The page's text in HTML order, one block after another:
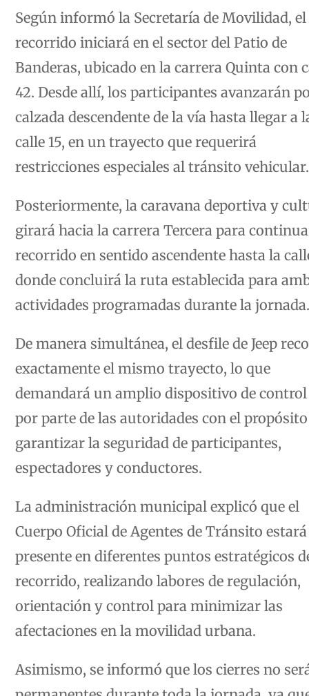
Según informó la Secretaría de Movilidad, el
recorrido iniciará en el sector del Patio de
Banderas, ubicado en la carrera Quinta con
42. Desde allí, los participantes avanzarán
calzada descendente de la vía hasta llegar a
calle 15, en un trayecto que requerirá
restricciones especiales al tránsito vehicular.
Posteriormente, la caravana deportiva y
girará hacia la carrera Tercera para
recorrido en sentido ascendente hasta la
donde concluirá la ruta establecida para
actividades programadas durante la jornada.
De manera simultánea, el desfile de Jeep
exactamente el mismo trayecto, lo que
demandará un amplio dispositivo de
por parte de las autoridades con el
garantizar la seguridad de participantes,
espectadores y conductores.
La administración municipal explicó que el
Cuerpo Oficial de Agentes de Tránsito estará
presente en diferentes puntos estratégicos
recorrido, realizando labores de regulación,
orientación y control para minimizar las
afectaciones en la movilidad urbana.
Asimismo, se informó que los cierres no
permanentes durante toda la jornada, ya